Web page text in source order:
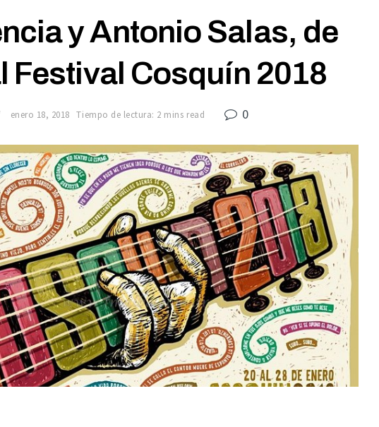
y Antonio Salas, de
Festival Cosquín 2018
enero 18, 2018 Tiempo de lectura: 2 mins read 0